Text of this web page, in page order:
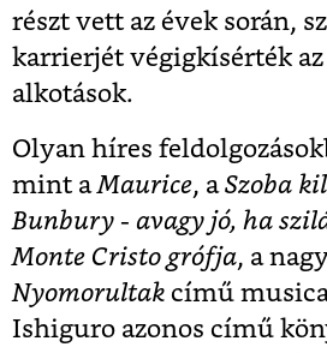
részt vett az évek során,
karrierjét végigkísérték
alkotások.
Olyan híres
mint aMaurice, aSzoba
Bunbury - avagy jó, ha
Monte Cristo grófja, a
Nyomorultak című
Ishiguro azonos című